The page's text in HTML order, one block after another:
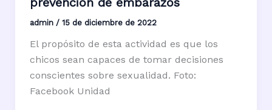
admin / 15 de diciembre de 2022
El propósito de esta actividad es que los
chicos sean capaces de tomar decisiones
conscientes sobre sexualidad. Foto:
Facebook Unidad